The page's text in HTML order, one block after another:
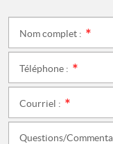
Nom complet :
Téléphone :
Courriel :
Questions/